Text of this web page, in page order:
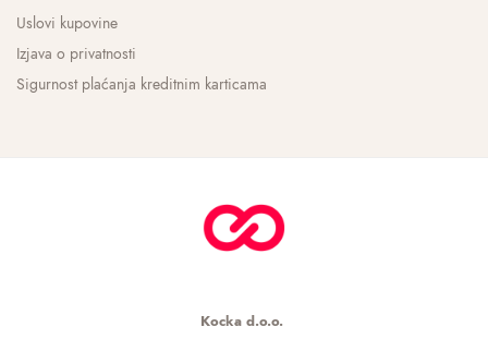
Uslovi kupovine
Izjava o privatnosti
Sigurnost plaćanja kreditnim karticama
Kocka d.o.o.